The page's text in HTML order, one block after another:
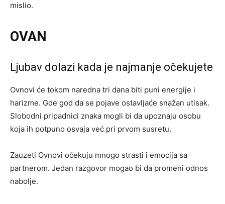
mislio.
OVAN
Ljubav dolazi kada je najmanje očekujete
Ovnovi će tokom naredna tri dana biti puni energije i
harizme. Gde god da se pojave ostavljaće snažan utisak.
Slobodni pripadnici znaka mogli bi da upoznaju osobu
koja ih potpuno osvaja već pri prvom susretu.
Zauzeti Ovnovi očekuju mnogo strasti i emocija sa
partnerom. Jedan razgovor mogao bi da promeni odnos
nabolje.